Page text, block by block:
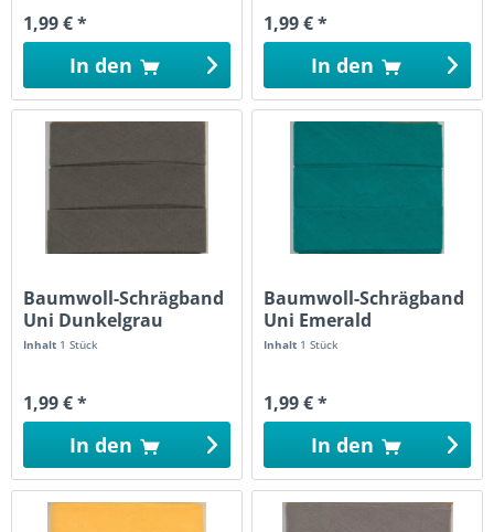
1,99 € *
In den
1,99 € *
In den
Baumwoll-Schrägband
Uni Dunkelgrau
Inhalt 1 Stück
1,99 € *
In den
Baumwoll-Schrägband
Uni Emerald
Inhalt 1 Stück
1,99 € *
In den